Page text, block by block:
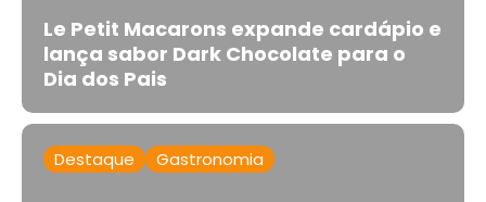
Le Petit Macarons expande cardápio e
lança sabor Dark Chocolate para o
Dia dos Pais
Destaque Gastronomia